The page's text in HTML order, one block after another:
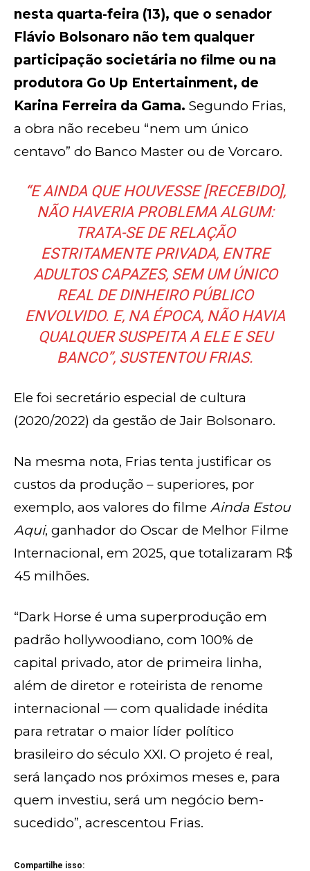
nesta quarta-feira (13), que o senador
Flávio Bolsonaro não tem qualquer
participação societária no filme ou na
produtora Go Up Entertainment, de
Karina Ferreira da Gama. Segundo Frias,
a obra não recebeu “nem um único
centavo” do Banco Master ou de Vorcaro.
“E AINDA QUE HOUVESSE [RECEBIDO],
NÃO HAVERIA PROBLEMA ALGUM:
TRATA-SE DE RELAÇÃO
ESTRITAMENTE PRIVADA, ENTRE
ADULTOS CAPAZES, SEM UM ÚNICO
REAL DE DINHEIRO PÚBLICO
ENVOLVIDO. E, NA ÉPOCA, NÃO HAVIA
QUALQUER SUSPEITA A ELE E SEU
BANCO”, SUSTENTOU FRIAS.
Ele foi secretário especial de cultura
(2020/2022) da gestão de Jair Bolsonaro.
Na mesma nota, Frias tenta justificar os
custos da produção – superiores, por
exemplo, aos valores do filme Ainda Estou
Aqui, ganhador do Oscar de Melhor Filme
Internacional, em 2025, que totalizaram R$
45 milhões.
“Dark Horse é uma superprodução em
padrão hollywoodiano, com 100% de
capital privado, ator de primeira linha,
além de diretor e roteirista de renome
internacional — com qualidade inédita
para retratar o maior líder político
brasileiro do século XXI. O projeto é real,
será lançado nos próximos meses e, para
quem investiu, será um negócio bem-
sucedido”, acrescentou Frias.
Compartilhe isso: